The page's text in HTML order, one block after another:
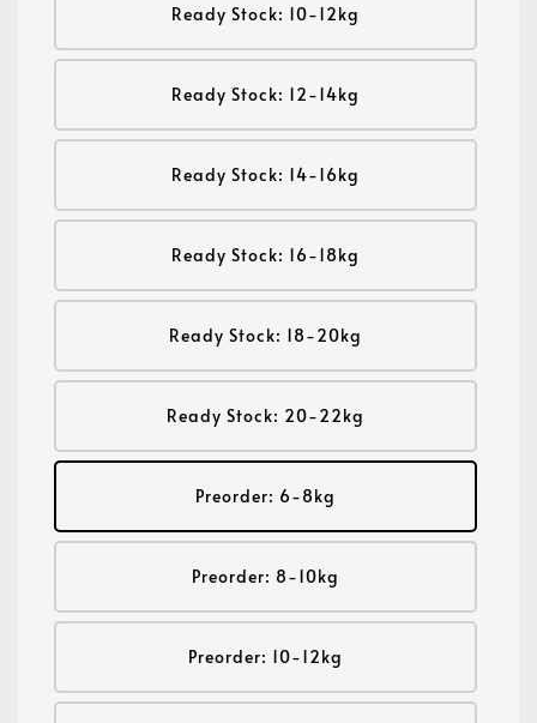
Ready Stock: 10-12kg
Ready Stock: 12-14kg
Ready Stock: 14-16kg
Ready Stock: 16-18kg
Ready Stock: 18-20kg
Ready Stock: 20-22kg
Preorder: 6-8kg
Preorder: 8-10kg
Preorder: 10-12kg